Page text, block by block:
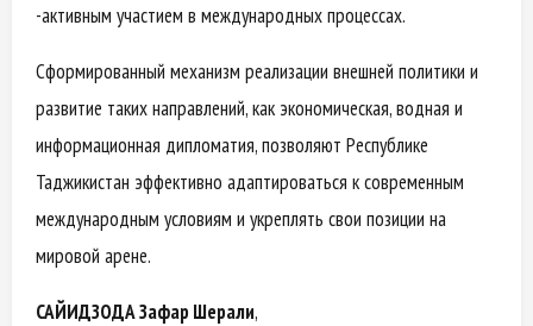
-активным участием в международных процессах.
Сформированный механизм реализации внешней политики и
развитие таких направлений, как экономическая, водная и
информационная дипломатия, позволяют Республике
Таджикистан эффективно адаптироваться к современным
международным условиям и укреплять свои позиции на
мировой арене.
САЙИДЗОДА Зафар Шерали,